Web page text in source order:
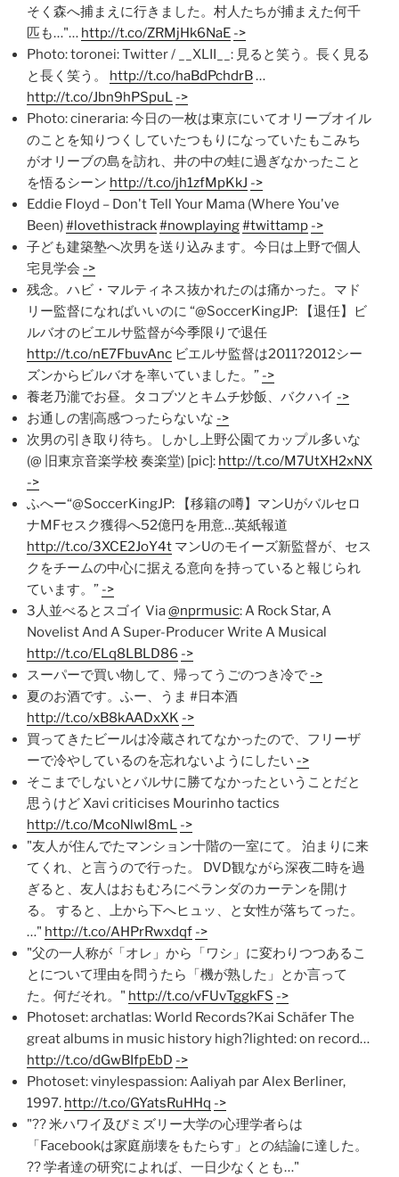
そく森へ捕まえに行きました。村人たちが捕まえた何千
匹も…"… http://t.co/ZRMjHk6NaE ->
Photo: toronei: Twitter / __XLII__: 見ると笑う。長く見る
と長く笑う。 http://t.co/haBdPchdrB…
http://t.co/Jbn9hPSpuL ->
Photo: cineraria: 今日の一枚は東京にいてオリーブオイル
のことを知りつくしていたつもりになっていたもこみち
がオリーブの島を訪れ、井の中の蛙に過ぎなかったこと
を悟るシーン http://t.co/jh1zfMpKkJ ->
Eddie Floyd – Don't Tell Your Mama (Where You've
Been)#lovethistrack#nowplaying#twittamp ->
子ども建築塾へ次男を送り込みます。今日は上野で個人
宅見学会 ->
残念。ハビ・マルティネス抜かれたのは痛かった。マド
リー監督になればいいのに “@SoccerKingJP: 【退任】ビ
ルバオのビエルサ監督が今季限りで退任
http://t.co/nE7FbuvAnc ビエルサ監督は2011?2012シー
ズンからビルバオを率いていました。” ->
養老乃瀧でお昼。タコブツとキムチ炒飯、バクハイ ->
お通しの割高感つったらないな ->
次男の引き取り待ち。しかし上野公園てカップル多いな
(@ 旧東京音楽学校 奏楽堂) [pic]: http://t.co/M7UtXH2xNX
->
ふへー“@SoccerKingJP: 【移籍の噂】マンUがバルセロ
ナMFセスク獲得へ52億円を用意…英紙報道
http://t.co/3XCE2JoY4t マンUのモイーズ新監督が、セス
クをチームの中心に据える意向を持っていると報じられ
ています。” ->
3人並べるとスゴイ Via@nprmusic: A Rock Star, A
Novelist And A Super-Producer Write A Musical
http://t.co/ELq8LBLD86 ->
スーパーで買い物して、帰ってうごのつき冷で ->
夏のお酒です。ふー、うま #日本酒
http://t.co/xB8kAADxXK ->
買ってきたビールは冷蔵されてなかったので、フリーザ
ーで冷やしているのを忘れないようにしたい ->
そこまでしないとバルサに勝てなかったということだと
思うけど Xavi criticises Mourinho tactics
http://t.co/McoNlwl8mL ->
"友人が住んでたマンション十階の一室にて。 泊まりに来
てくれ、と言うので行った。 DVD観ながら深夜二時を過
ぎると、友人はおもむろにベランダのカーテンを開け
る。 すると、上から下へヒュッ、と女性が落ちてった。
…" http://t.co/AHPrRwxdqf ->
"父の一人称が「オレ」から「ワシ」に変わりつつあるこ
とについて理由を問うたら「機が熟した」とか言って
た。何だそれ。" http://t.co/vFUvTggkFS ->
Photoset: archatlas: World Records?Kai Schäfer The
great albums in music history high?lighted: on record…
http://t.co/dGwBIfpEbD ->
Photoset: vinylespassion: Aaliyah par Alex Berliner,
1997. http://t.co/GYatsRuHHq ->
"?? 米ハワイ及びミズリー大学の心理学者らは
「Facebookは家庭崩壊をもたらす」との結論に達した。
?? 学者達の研究によれば、一日少なくとも…"